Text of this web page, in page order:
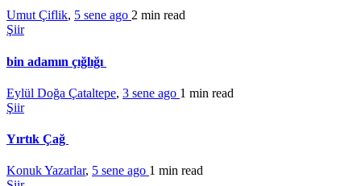
Umut Çiflik, 5 sene ago 2 min read
Şiir
bin adamın çığlığı
Eylül Doğa Çataltepe, 3 sene ago 1 min read
Şiir
Yırtık Çağ
Konuk Yazarlar, 5 sene ago 1 min read